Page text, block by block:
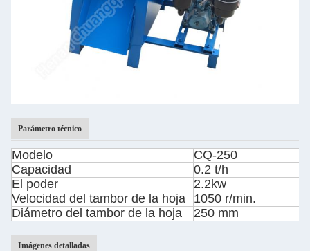
Parámetro técnico
Modelo
CQ-250
Capacidad
0.2 t/h
El poder
2.2kw
Velocidad del tambor de la hoja
1050 r/min.
Diámetro del tambor de la hoja
250 mm
Imágenes detalladas